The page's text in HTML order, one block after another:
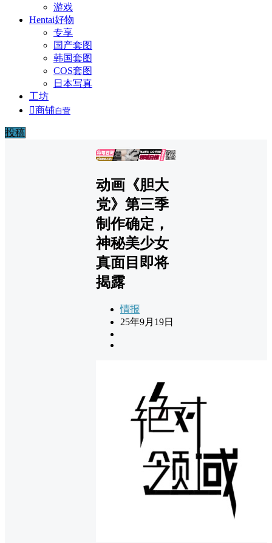
游戏
Hentai好物
专享
国产套图
韩国套图
COS套图
日本写真
工坊
商铺自营
投稿
广告
动画《胆大
党》第三季
制作确定，
神秘美少女
真面目即将
揭露
情报
25年9月19日